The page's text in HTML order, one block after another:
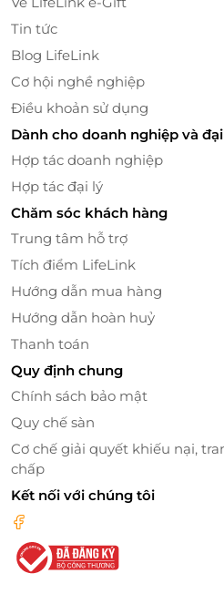
Wi-Fi tốc độ cao, đảm
Phòng tắm sang
choàng tắm cao cấp,
tóc và bộ đồ vệ sinh cá
Minibar đầy đủ tiện
đồ ăn nhẹ phong phú.
Tin tức
Blog LifeLink
Cơ hội nghề nghiệp
Điều khoản sử dụng
Dành cho doanh nghiệp và
Hợp tác doanh nghiệp
Hợp tác đại lý
Chăm sóc khách hàng
Trung tâm hỗ trợ
Tích điểm LifeLink
Hướng dẫn mua hàng
Hướng dẫn hoàn huỷ
Thanh toán
Quy định chung
Chính sách bảo mật
Quy chế sàn
Cơ chế giải quyết khiếu nại,
chấp
Kết nối với chúng tôi